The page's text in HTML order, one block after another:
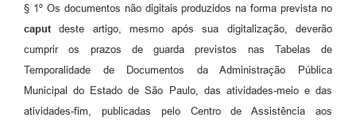
§ 1º Os documentos não digitais produzidos na forma prevista no
caput deste artigo, mesmo após sua digitalização, deverão
cumprir os prazos de guarda previstos nas Tabelas de
Temporalidade de Documentos da Administração Pública
Municipal do Estado de São Paulo, das atividades-meio e das
atividades-fim, publicadas pelo Centro de Assistência aos